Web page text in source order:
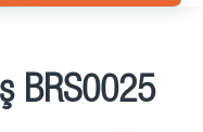
BRS0025